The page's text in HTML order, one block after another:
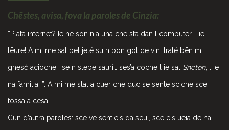
Chëstes, avisa, fova la paroles de Cinzia:
“Plata internet? Ie ne son nia una che sta dan l computer - ie
lëure! A mi me sal bel jeté su n bon got de vin, traté bën mi
ghesć acioche i se n stebe saurì… ses’a coche l ie sal Sneton, l ie
na familia…”. A mi me stal a cuer che duc se sënte sciche sce i
fossa a cësa.”
Cun d’autra paroles: sce ve sentiëis da sëui, sce ëis ueia de na